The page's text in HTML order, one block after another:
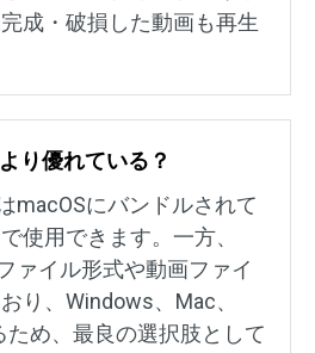
成・破損した動画も再生
り優れている？
macOSにバンドルされて
使用できます。一方、
ァイル形式や動画ファイ
り、Windows、Mac、
ため、最良の選択肢として